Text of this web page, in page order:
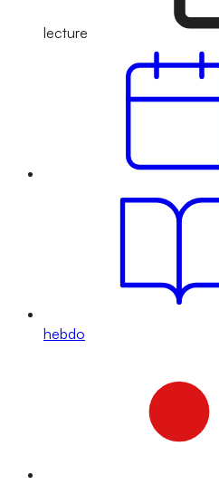
lecture
hebdo